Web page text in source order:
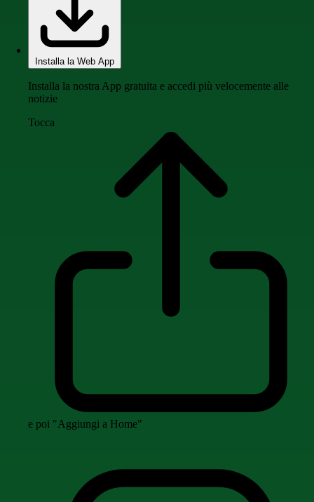
Installa la Web App
Installa la nostra App gratuita e accedi più velocemente alle
notizie
Tocca
e poi "Aggiungi a Home"